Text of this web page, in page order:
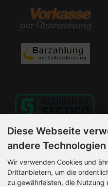
Newsletter-
E-Mail-Adresse:
Diese Webseite
andere Technologien
Wir verwenden Cookies und
Drittanbietern, um die
zu gewährleisten, die Nutzung